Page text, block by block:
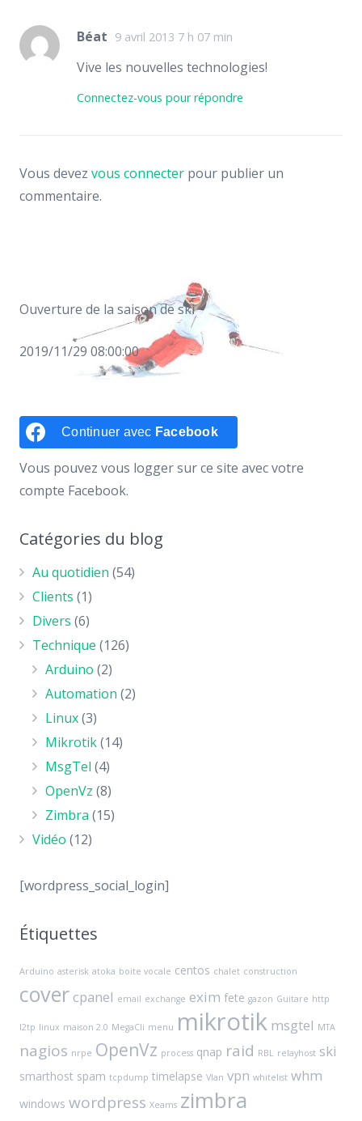
Béat 9 avril 2013 7 h 07 min
Vive les nouvelles technologies!
Connectez-vous pour répondre
Vous devez vous connecter pour publier un
commentaire.
Ouverture de la saison de ski
2019/11/29 08:00:00
Continuer avec Facebook
Vous pouvez vous logger sur ce site avec votre
compte Facebook.
Catégories du blog
Au quotidien (54)
Clients (1)
Divers (6)
Technique (126)
Arduino (2)
Automation (2)
Linux(3)
Mikrotik(14)
MsgTel (4)
OpenVz (8)
Zimbra (15)
Vidéo (12)
[wordpress_social_login]
Étiquettes
Arduino asterisk atoka boite vocale centos chalet construction
cover cpanel email exchange exim fete gazon Guitare http
l2tp linux maison 2.0 MegaCli menu mikrotik msgtel MTA
nagios nrpe OpenVz process qnap raid RBL relayhost ski
smarthost spam tcpdump timelapse Vlan vpn whitelist whm
windows wordpress Xeams zimbra